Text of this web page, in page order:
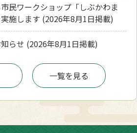
一覧を見る
民ワークショップ「しぶかわま
施します (2026年8月1日掲載)
らせ (2026年8月1日掲載)